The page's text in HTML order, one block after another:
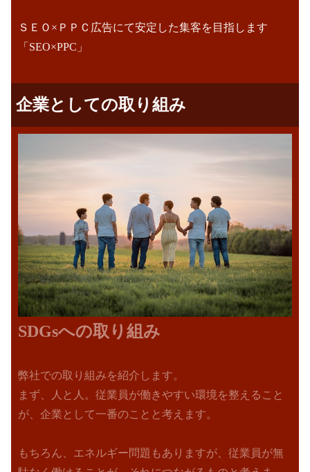
ＳＥＯ×ＰＰＣ広告にて安定した集客を目指します
「SEO×PPC」
企業としての取り組み
SDGsへの取り組み
弊社での取り組みを紹介します。
まず、人と人。従業員が働きやすい環境を整えること
が、企業として一番のことと考えます。
もちろん、エネルギー問題もありますが、従業員が無